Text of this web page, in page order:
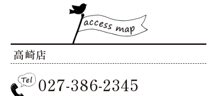
高崎店
027-386-2345